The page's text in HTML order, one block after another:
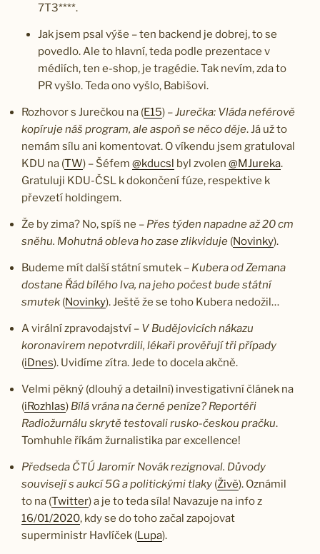
7T3****.
Jak jsem psal výše – ten backend je dobrej, to se
povedlo. Ale to hlavní, teda podle prezentace v
médiích, ten e-shop, je tragédie. Tak nevím, zda to
PR vyšlo. Teda ono vyšlo, Babišovi.
Rozhovor s Jurečkou na (E15) –Jurečka: Vláda neférově
kopíruje náš program, ale aspoň se něco děje. Já už to
nemám sílu ani komentovat. O víkendu jsem gratuloval
KDU na (TW) – Šéfem @kducsl byl zvolen @MJureka.
Gratuluji KDU-ČSL k dokončení fúze, respektive k
převzetí holdingem.
Že by zima? No, spíš ne – Přes týden napadne až 20 cm
sněhu. Mohutná obleva ho zase zlikviduje (Novinky).
Budeme mít další státní smutek – Kubera od Zemana
dostane Řád bílého lva, na jeho počest bude státní
smutek (Novinky). Ještě že se toho Kubera nedožil…
A virální zpravodajství – V Budějovicích nákazu
koronavirem nepotvrdili, lékaři prověřují tři případy
(iDnes). Uvidíme zítra. Jede to docela akčně.
Velmi pěkný (dlouhý a detailní) investigativní článek na
(iRozhlas) Bílá vrána na černé peníze? Reportéři
Radiožurnálu skrytě testovali rusko-českou pračku.
Tomhuhle říkám žurnalistika par excellence!
Předseda ČTÚ Jaromír Novák rezignoval. Důvody
souvisejí s aukcí 5G a politickými tlaky (Živě). Oznámil
to na (Twitter) a je to teda síla! Navazuje na info z
16/01/2020, kdy se do toho začal zapojovat
superministr Havlíček (Lupa).